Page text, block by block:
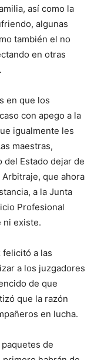
así como la
algunas
también el no
en otras
en que los
con apego a la
igualmente les
maestras,
del Estado dejar de
que ahora
a la Junta
Profesional
ni existe.
felicitó a las
a los juzgadores
de que
que la razón
en lucha.
de